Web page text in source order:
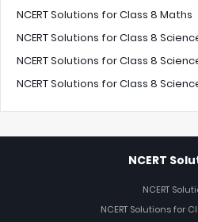
NCERT Solutions for Class 8 Maths
NCERT Solutions for Class 8
NCERT Solutions for Class 8
NCERT Solutions for Class 8
NCERT
NCERT
NCERT Solutions for